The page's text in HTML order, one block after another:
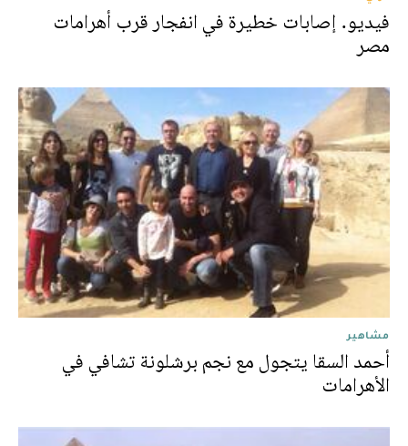
فيديو. إصابات خطيرة في انفجار قرب أهرامات
مصر
مشاهير
أحمد السقا يتجول مع نجم برشلونة تشافي في
الأهرامات